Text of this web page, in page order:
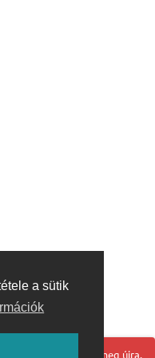
a sütik
oldalt és próbálja meg újra.